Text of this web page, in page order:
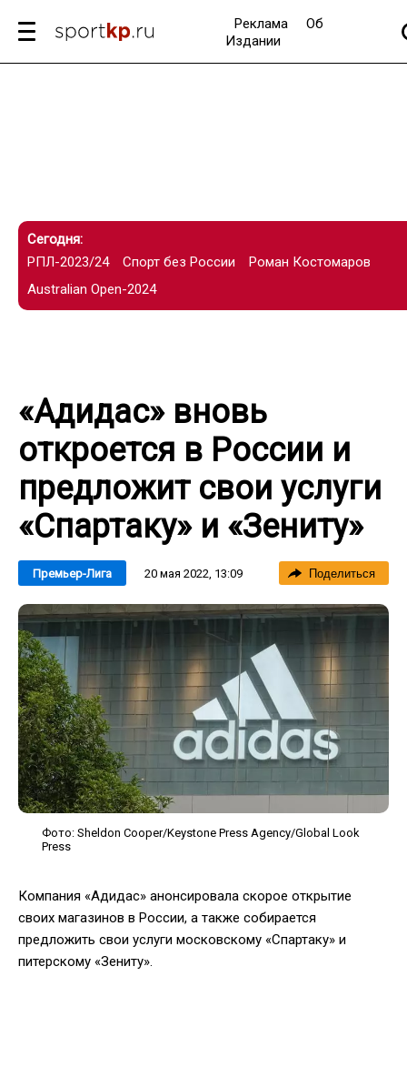
Реклама
Об
Издании
Сегодня:
РПЛ-2023/24
Спорт без России
Роман Костомаров
Australian Open-2024
«Адидас» вновь
откроется в России и
предложит свои услуги
«Спартаку» и «Зениту»
Премьер-Лига 20 мая 2022, 13:09 Поделиться
Фото: Sheldon Cooper/Keystone Press Agency/Global Look
Press
Компания «Адидас» анонсировала скорое открытие
своих магазинов в России, а также собирается
предложить свои услуги московскому «Спартаку» и
питерскому «Зениту».